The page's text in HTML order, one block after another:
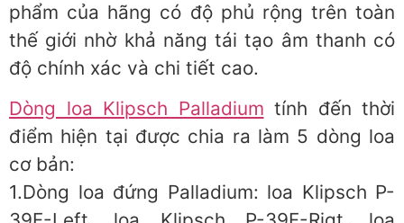
phẩm của hãng có độ phủ rộng trên toàn
thế giới nhờ khả năng tái tạo âm thanh có
độ chính xác và chi tiết cao.
Dòng loa Klipsch Palladium tính đến thời
điểm hiện tại được chia ra làm 5 dòng loa
cơ bản:
1.Dòng loa đứng Palladium: loa Klipsch P-